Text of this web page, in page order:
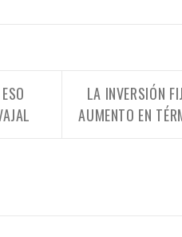
LA INVERSIÓN
AUMENTO EN